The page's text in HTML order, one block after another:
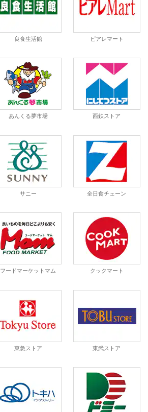
良食生活館 ピアレマート
あんくる夢市場 西鉄ストア
サニー 全日食チェーン
フードマーケットマム クックマート
東急ストア 東武ストア